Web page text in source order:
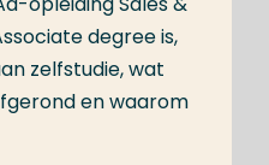
degree is,
zelfstudie, wat
en waarom